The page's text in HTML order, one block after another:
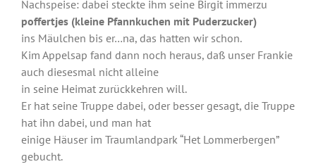
Nachspeise: dabei steckte ihm seine Birgit immerzu
poffertjes (kleine Pfannkuchen mit Puderzucker)
ins Mäulchen bis er…na, das hatten wir schon.
Kim Appelsap fand dann noch heraus, daß unser Frankie
auch diesesmal nicht alleine
in seine Heimat zurückkehren will.
Er hat seine Truppe dabei, oder besser gesagt, die Truppe
hat ihn dabei, und man hat
einige Häuser im Traumlandpark “Het Lommerbergen”
gebucht.